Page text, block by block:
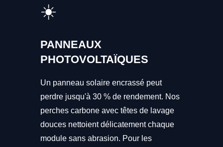
☀️
PANNEAUX
PHOTOVOLTAÏQUES
Un panneau solaire encrassé peut
perdre jusqu'à 30 % de rendement. Nos
perches carbone avec têtes de lavage
douces nettoient délicatement chaque
module sans abrasion. Pour les